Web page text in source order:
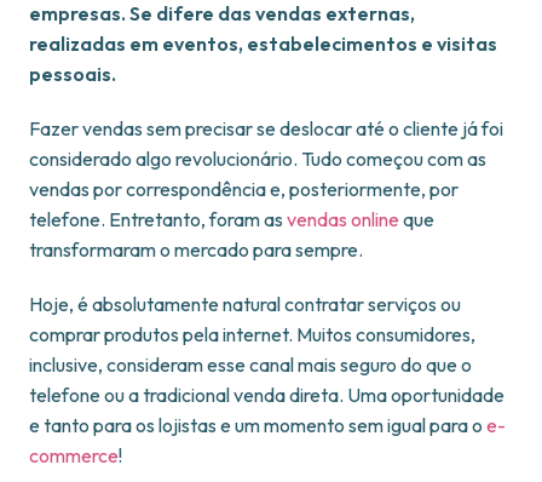
empresas. Se difere das vendas externas,
realizadas em eventos, estabelecimentos e visitas
pessoais.
Fazer vendas sem precisar se deslocar até o cliente já foi
considerado algo revolucionário. Tudo começou com as
vendas por correspondência e, posteriormente, por
telefone. Entretanto, foram as vendas online que
transformaram o mercado para sempre.
Hoje, é absolutamente natural contratar serviços ou
comprar produtos pela internet. Muitos consumidores,
inclusive, consideram esse canal mais seguro do que o
telefone ou a tradicional venda direta. Uma oportunidade
e tanto para os lojistas e um momento sem igual para o e-
commerce!